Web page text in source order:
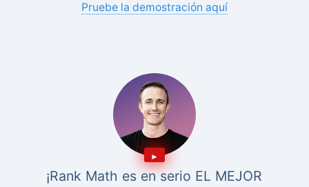
Pruebe la demostración aquí
¡Rank Math es en serio EL MEJOR